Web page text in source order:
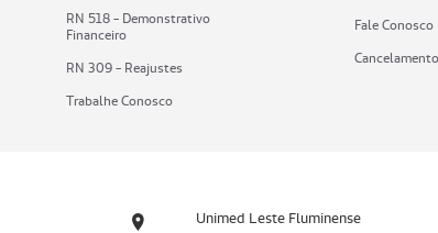
RN 518 - Demonstrativo
Financeiro
RN 309 - Reajustes
Trabalhe Conosco
Fale Conosco
Unimed Leste Fluminense